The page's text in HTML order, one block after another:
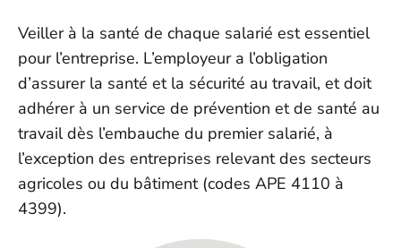
Veiller à la santé de chaque salarié est essentiel
pour l’entreprise. L’employeur a l’obligation
d’assurer la santé et la sécurité au travail, et doit
adhérer à un service de prévention et de santé au
travail dès l’embauche du premier salarié, à
l’exception des entreprises relevant des secteurs
agricoles ou du bâtiment (codes APE 4110 à
4399).